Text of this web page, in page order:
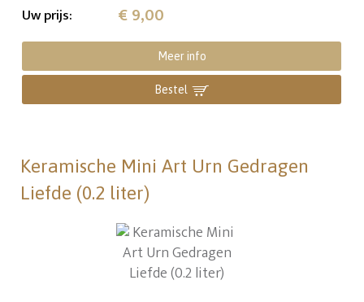
Uw prijs: € 9,00
Meer info
Bestel
Keramische Mini Art Urn Gedragen
Liefde (0.2 liter)